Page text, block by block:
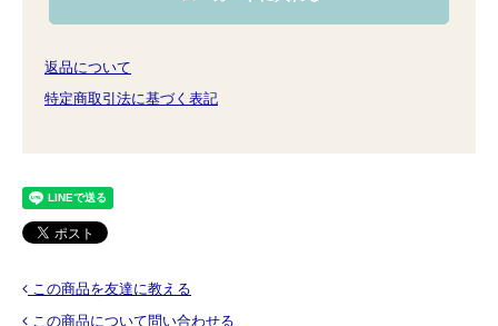
返品について
特定商取引法に基づく表記
この商品を友達に教える
この商品について問い合わせる